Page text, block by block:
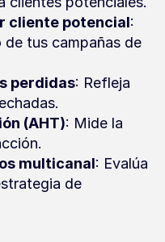
cliente potencial:
tus campañas de
perdidas: Refleja
(AHT): Mide la
multicanal: Evalúa
de